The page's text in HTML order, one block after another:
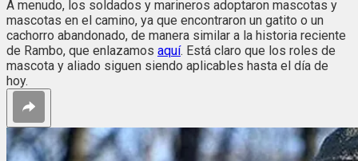
A menudo, los soldados y marineros adoptaron mascotas y
mascotas en el camino, ya que encontraron un gatito o un
cachorro abandonado, de manera similar a la historia reciente
de Rambo, que enlazamos aquí. Está claro que los roles de
mascota y aliado siguen siendo aplicables hasta el día de
hoy.